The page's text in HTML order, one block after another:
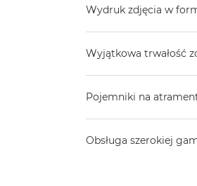
Wydruk zdjęcia w
Wyjątkowa trwałość
Pojemniki na
Obsługa szerokiej